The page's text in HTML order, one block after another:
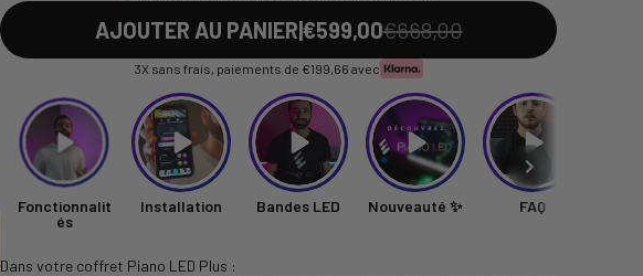
AJOUTER AU PANIER|€599,00€668,00
3X sans frais, paiements de €199,66 avec
Fonctionnalit
és
Installation Bandes LED Nouveauté ✨ FAQ
Dans votre coffret Piano LED Plus :